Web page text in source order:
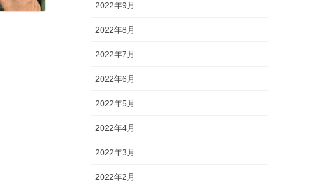
2022年9月
2022年8月
2022年7月
2022年6月
2022年5月
2022年4月
2022年3月
2022年2月